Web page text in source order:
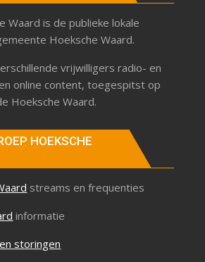
Waard is de publieke lokale
Hoeksche Waard.
vrijwilligers radio- en
online content, toegespitst op
Hoeksche Waard.
HOEKSCHE
streams en frequenties
informatie
storingen